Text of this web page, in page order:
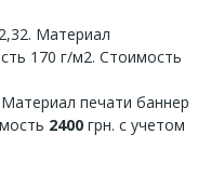
Материал
170 г/м2. Стоимость
печати баннер
2400 грн. с учетом